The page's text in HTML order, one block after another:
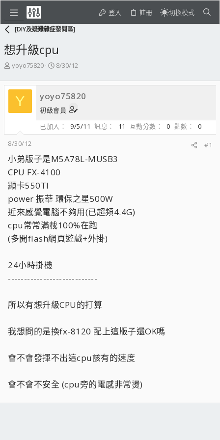
登入 註冊 切換模式
[DIY及疑難雜症發問區]
想升級cpu
主
發
起
yoyo75820
開
日
期
8/30/12
Y yoyo75820
初級會員
已加入
9/5/11 訊息 11 互動分數 0 點數
0
8/30/12
#1
小弟版子是M5A78L-MUSB3
CPU FX-4100
顯卡550TI
power 振華 環保之星500W
近來感覺電腦不夠用(已超頻4.4G)
cpu常常滿載100%在跑
(多開flash網頁遊戲+外掛)
24小時掛機
----------------------------
所以有想升級CPU的打算
我想問的是換fx-8120 配上這版子還OK嗎
會不會發揮不出這cpu該有的速度
會不會不安全 (cpu旁的電感非常燙)